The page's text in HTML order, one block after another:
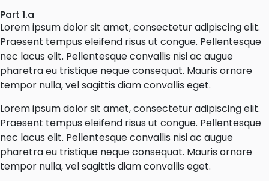
Part 1.a
Lorem ipsum dolor sit amet, consectetur adipiscing elit.
Praesent tempus eleifend risus ut congue. Pellentesque
nec lacus elit. Pellentesque convallis nisi ac augue
pharetra eu tristique neque consequat. Mauris ornare
tempor nulla, vel sagittis diam convallis eget.
Lorem ipsum dolor sit amet, consectetur adipiscing elit.
Praesent tempus eleifend risus ut congue. Pellentesque
nec lacus elit. Pellentesque convallis nisi ac augue
pharetra eu tristique neque consequat. Mauris ornare
tempor nulla, vel sagittis diam convallis eget.